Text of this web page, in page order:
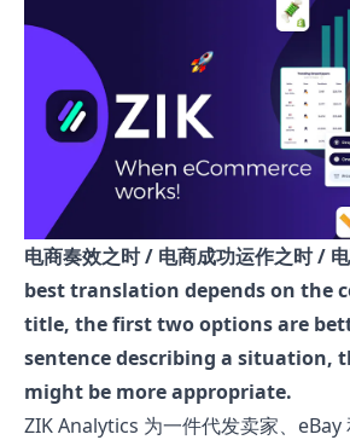
电商奏效之时 / 电商成功运作之时 /
best translation depends on the
title, the first two options are
sentence describing a situation,
might be more appropriate.
ZIK Analytics 为一件代发卖家、